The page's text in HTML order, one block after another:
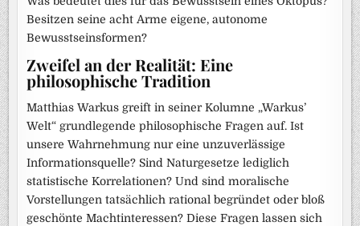
Besitzen seine acht Arme eigene, autonome
Bewusstseinsformen?
Zweifel an der Realität: Eine
philosophische Tradition
Matthias Warkus greift in seiner Kolumne „Warkus’
Welt“ grundlegende philosophische Fragen auf. Ist
unsere Wahrnehmung nur eine unzuverlässige
Informationsquelle? Sind Naturgesetze lediglich
statistische Korrelationen? Und sind moralische
Vorstellungen tatsächlich rational begründet oder bloß
geschönte Machtinteressen? Diese Fragen lassen sich